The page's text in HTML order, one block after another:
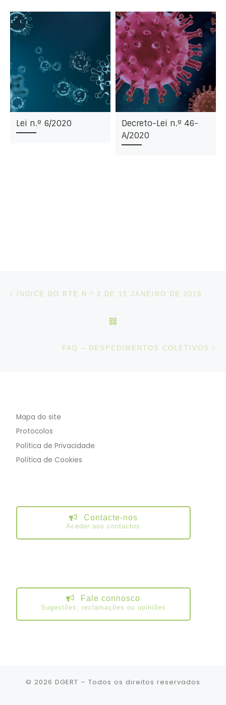
Lei n.º 6/2020
Decreto-Lei n.º 46-
A/2020
Post navigation
ÍNDICE DO BTE N.º 2 DE 15 JANEIRO DE 2019
FAQ – DESPEDIMENTOS COLETIVOS
Mapa do site
Protocolos
Política de Privacidade
Política de Cookies
Contacte-nos
Aceder aos contactos
Fale connosco
Sugestões, reclamações ou opiniões
© 2026 DGERT – Todos os direitos reservados